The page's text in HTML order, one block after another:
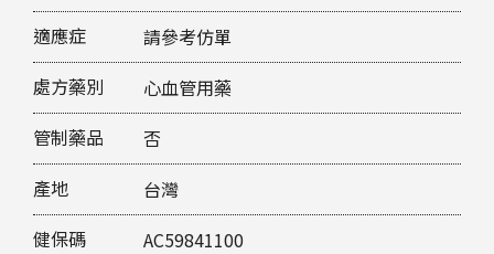
適應症
請參考仿單
處方藥別
心血管用藥
管制藥品
否
產地
台灣
健保碼
AC59841100